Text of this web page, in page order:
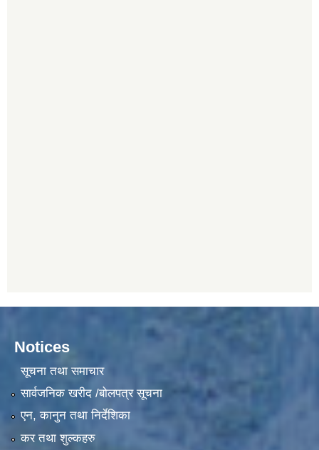
Notices
सूचना तथा समाचार
सार्वजनिक खरीद /बोलपत्र सूचना
एन, कानुन तथा निर्देशिका
कर तथा शुल्कहरु